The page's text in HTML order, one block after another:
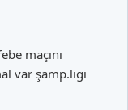
maçını
var şamp.ligi